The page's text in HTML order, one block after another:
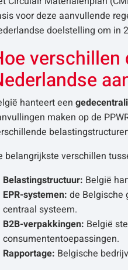
voor deze aanvullende
doelstelling om in
hanteert een
maken op de
belangrijkste verschillen
Belastingstructuur: België
EPR-systemen: de Belgische
centraal systeem.
B2B-verpakkingen: België
consumententoepassingen.
Rapportage: Belgische